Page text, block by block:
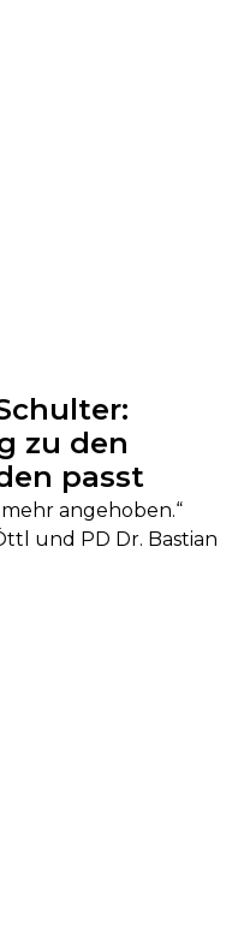
zu den
passt
angehoben.“
und PD Dr. Bastian